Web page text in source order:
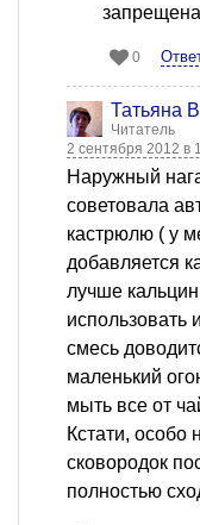
0
Татьяна
Читатель
2 сентября 2012 в
Наружный
советовала
кастрюлю ( у
добавляется
лучше
использовать
смесь
маленький
мыть все от
Кстати, особо
сковородок
полностью